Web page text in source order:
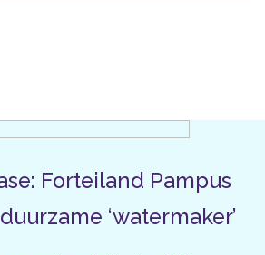
Forteiland Pampus
‘watermaker’